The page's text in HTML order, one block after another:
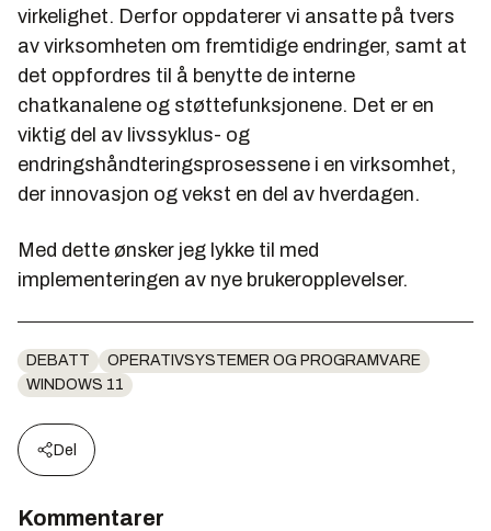
virkelighet. Derfor oppdaterer vi ansatte på tvers
av virksomheten om fremtidige endringer, samt at
det oppfordres til å benytte de interne
chatkanalene og støttefunksjonene. Det er en
viktig del av livssyklus- og
endringshåndteringsprosessene i en virksomhet,
der innovasjon og vekst en del av hverdagen.
Med dette ønsker jeg lykke til med
implementeringen av nye brukeropplevelser.
DEBATT
OPERATIVSYSTEMER OG PROGRAMVARE
WINDOWS 11
Del
Kommentarer